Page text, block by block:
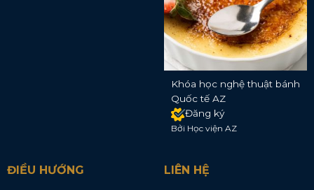
Khóa học nghệ thuật bánh
Quốc tế AZ
Đăng ký
Bởi Học viện AZ
ĐIỀU HƯỚNG LIÊN HỆ